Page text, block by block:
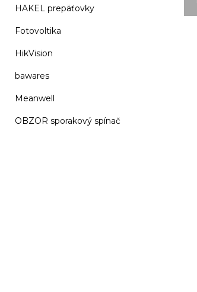
HAKEL prepäťovky
Fotovoltika
HikVision
bawares
Meanwell
OBZOR sporakový spínač